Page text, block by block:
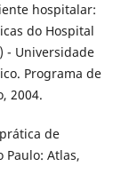
hospitalar:
do Hospital
- Universidade
Programa de
2004.
de
Paulo: Atlas,